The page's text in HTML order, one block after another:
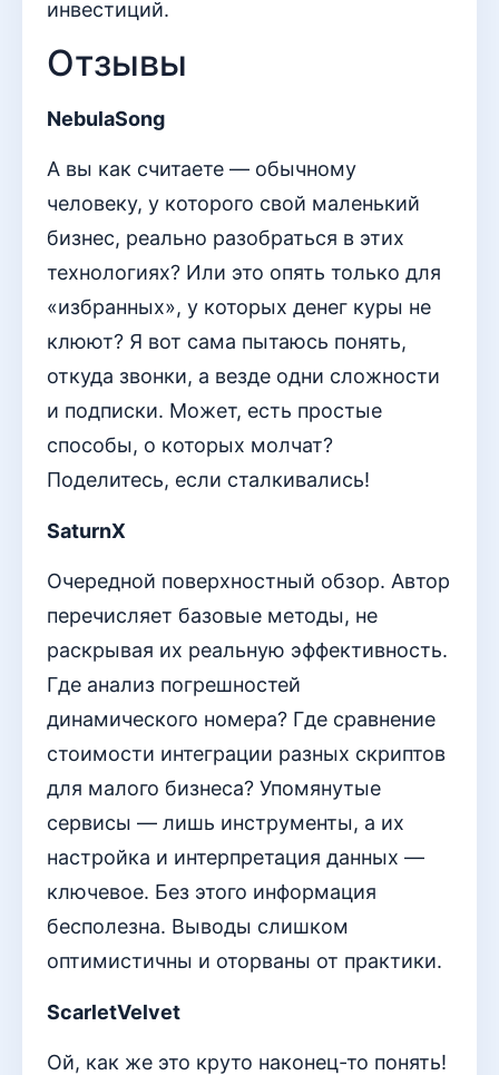
инвестиций.
Отзывы
NebulaSong
А вы как считаете — обычному
человеку, у которого свой маленький
бизнес, реально разобраться в этих
технологиях? Или это опять только для
«избранных», у которых денег куры не
клюют? Я вот сама пытаюсь понять,
откуда звонки, а везде одни сложности
и подписки. Может, есть простые
способы, о которых молчат?
Поделитесь, если сталкивались!
SaturnX
Очередной поверхностный обзор. Автор
перечисляет базовые методы, не
раскрывая их реальную эффективность.
Где анализ погрешностей
динамического номера? Где сравнение
стоимости интеграции разных скриптов
для малого бизнеса? Упомянутые
сервисы — лишь инструменты, а их
настройка и интерпретация данных —
ключевое. Без этого информация
бесполезна. Выводы слишком
оптимистичны и оторваны от практики.
ScarletVelvet
Ой, как же это круто наконец-то понять!